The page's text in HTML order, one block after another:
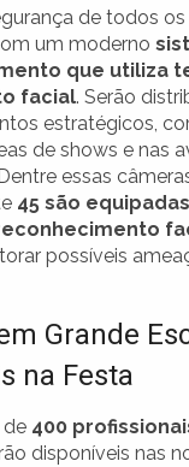
de todos
um moderno
que utiliza
facial. Serão
estratégicos,
de shows e nas
essas
45 são
possíveis
Grande
na Festa
de 400
disponíveis nas